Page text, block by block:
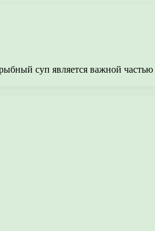
суп является важной частью